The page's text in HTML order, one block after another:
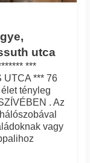
utca
***
UTCA *** 76
tényleg
. Az
vagy